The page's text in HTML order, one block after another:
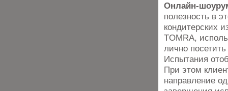
Онлайн-
полезность в
кондитерских
TOMRA,
лично
Испытания
При этом
направление